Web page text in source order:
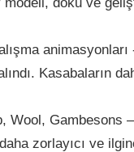
Kasabaların
Wool, Gambesons
zorlayıcı ve